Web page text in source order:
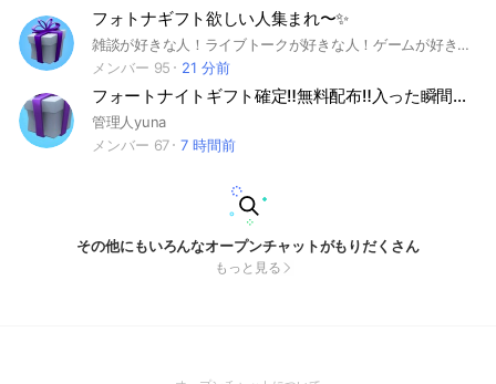
フォトナギフト欲しい人集まれ〜✨
雑談が好きな人！ライブトークが好きな人！ゲームが好きな人ギフトが欲しい人、誰でも入ってー！！
メンバー 95
21 分前
フォートナイトギフト確定‼️無料配布‼️入った瞬間ギフト‼️が飛び出す‼️
管理人yuna
メンバー 67
7 時間前
その他にもいろんなオープンチャットがもりだくさん
もっと見る